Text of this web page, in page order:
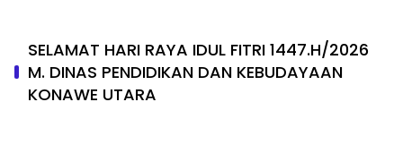
SELAMAT HARI RAYA IDUL FITRI 1447.H/2026
M. DINAS PENDIDIKAN DAN KEBUDAYAAN
KONAWE UTARA